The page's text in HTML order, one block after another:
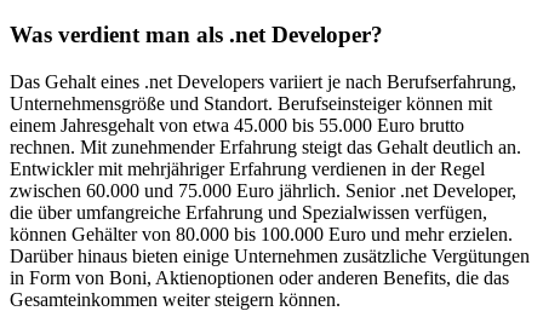
Was verdient man als .net Developer?
Das Gehalt eines .net Developers variiert je nach Berufserfahrung,
Unternehmensgröße und Standort. Berufseinsteiger können mit
einem Jahresgehalt von etwa 45.000 bis 55.000 Euro brutto
rechnen. Mit zunehmender Erfahrung steigt das Gehalt deutlich an.
Entwickler mit mehrjähriger Erfahrung verdienen in der Regel
zwischen 60.000 und 75.000 Euro jährlich. Senior .net Developer,
die über umfangreiche Erfahrung und Spezialwissen verfügen,
können Gehälter von 80.000 bis 100.000 Euro und mehr erzielen.
Darüber hinaus bieten einige Unternehmen zusätzliche Vergütungen
in Form von Boni, Aktienoptionen oder anderen Benefits, die das
Gesamteinkommen weiter steigern können.